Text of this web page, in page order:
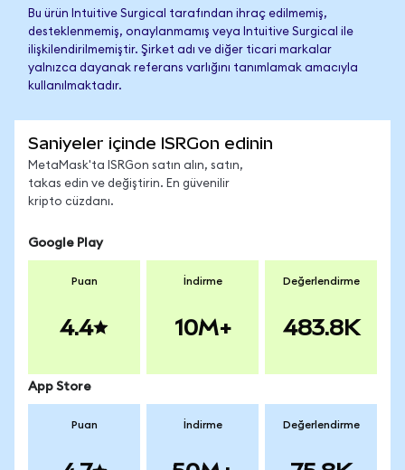
Bu ürün Intuitive Surgical tarafından ihraç edilmemiş,
desteklenmemiş, onaylanmamış veya Intuitive Surgical ile
ilişkilendirilmemiştir. Şirket adı ve diğer ticari markalar
yalnızca dayanak referans varlığını tanımlamak amacıyla
kullanılmaktadır.
Saniyeler içinde ISRGon edinin
MetaMask'ta ISRGon satın alın, satın,
takas edin ve değiştirin. En güvenilir
kripto cüzdanı.
Google Play
Puan
4.4
İndirme
10M+
Değerlendirme
483.8K
App Store
Puan İndirme Değerlendirme